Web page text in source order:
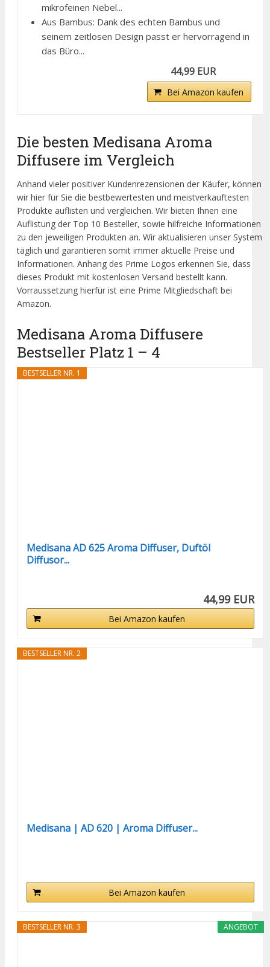
mikrofeinen Nebel...
Aus Bambus: Dank des echten Bambus und
seinem zeitlosen Design passt er hervorragend in
das Büro...
44,99 EUR
Bei Amazon kaufen
Die besten Medisana Aroma
Diffusere im Vergleich
Anhand vieler positiver Kundenrezensionen der Käufer, können
wir hier für Sie die bestbewertesten und meistverkauftesten
Produkte auflisten und vergleichen. Wir bieten Ihnen eine
Auflistung der Top 10 Besteller, sowie hilfreiche Informationen
zu den jeweiligen Produkten an. Wir aktualisieren unser System
täglich und garantieren somit immer aktuelle Preise und
Informationen. Anhang des Prime Logos erkennen Sie, dass
dieses Produkt mit kostenlosen Versand bestellt kann.
Vorraussetzung hierfür ist eine Prime Mitgliedschaft bei
Amazon.
Medisana Aroma Diffusere
Bestseller Platz 1 – 4
BESTSELLER NR. 1
Medisana AD 625 Aroma Diffuser, Duftöl
Diffusor...
44,99 EUR
Bei Amazon kaufen
BESTSELLER NR. 2
Medisana | AD 620 | Aroma Diffuser...
Bei Amazon kaufen
ANGEBOT
BESTSELLER NR. 3